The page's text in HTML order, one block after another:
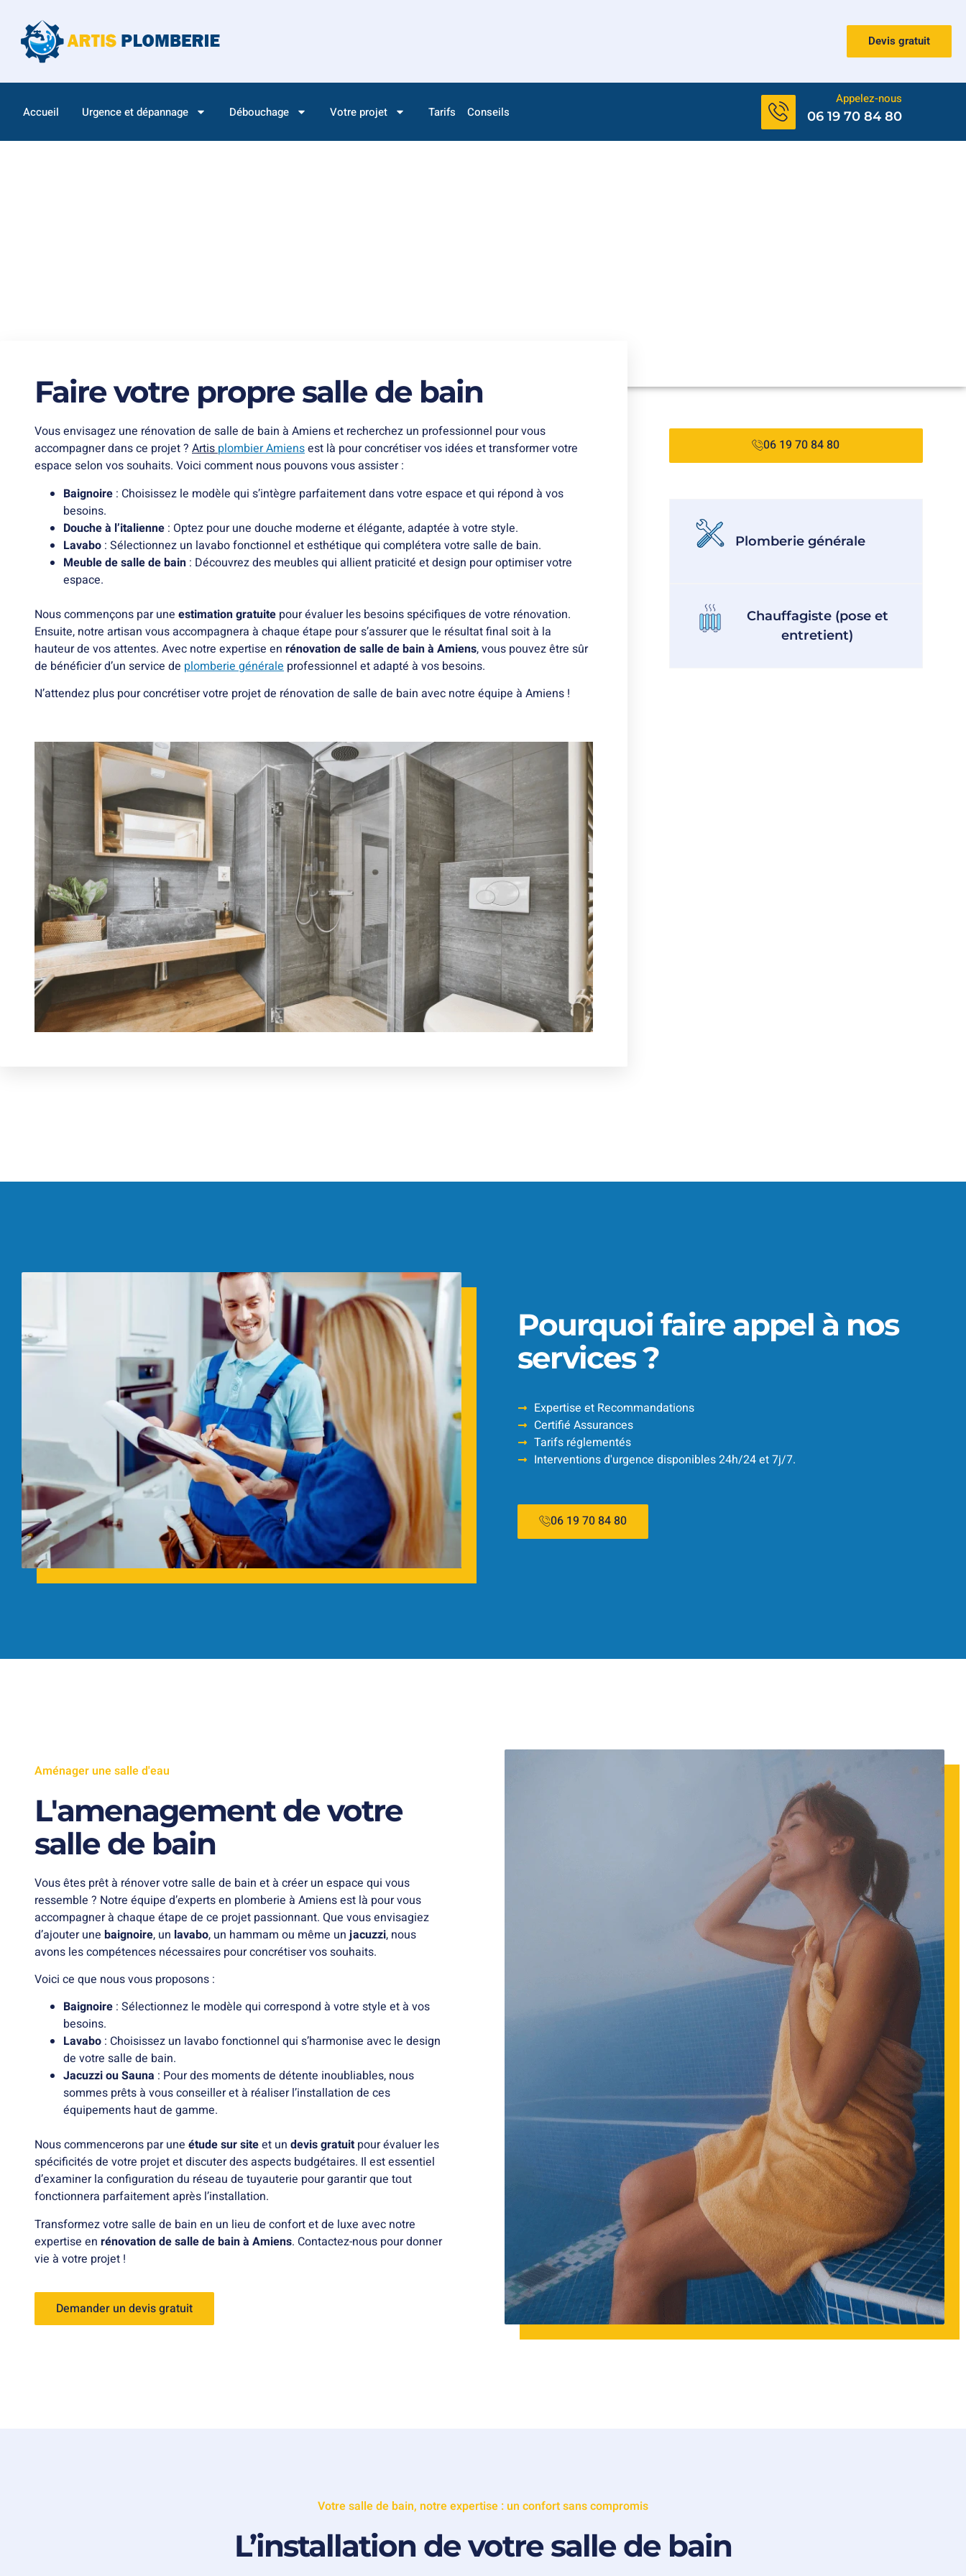
Devis gratuit
Accueil Urgence et dépannage Débouchage Votre projet Tarifs Conseils
Appelez-nous
06 19 70 84 80
Faire votre propre salle de bain
Vous envisagez une rénovation de salle de bain à Amiens et recherchez un professionnel pour vous
accompagner dans ce projet ? Artisplombier Amiensest là pour concrétiser vos idées et transformer votre
espace selon vos souhaits. Voici comment nous pouvons vous assister :
Baignoire : Choisissez le modèle qui s’intègre parfaitement dans votre espace et qui répond à vos
besoins.
Douche à l’italienne : Optez pour une douche moderne et élégante, adaptée à votre style.
Lavabo : Sélectionnez un lavabo fonctionnel et esthétique qui complétera votre salle de bain.
Meuble de salle de bain : Découvrez des meubles qui allient praticité et design pour optimiser votre
espace.
Nous commençons par une estimation gratuite pour évaluer les besoins spécifiques de votre rénovation.
Ensuite, notre artisan vous accompagnera à chaque étape pour s’assurer que le résultat final soit à la
hauteur de vos attentes. Avec notre expertise en rénovation de salle de bain à Amiens, vous pouvez être sûr
de bénéficier d’un service de plomberie générale professionnel et adapté à vos besoins.
N’attendez plus pour concrétiser votre projet de rénovation de salle de bain avec notre équipe à Amiens !
06 19 70 84 80
Plomberie générale
Chauffagiste (pose et
entretient)
Pourquoi faire appel à nos
services ?
Expertise et Recommandations
Certifié Assurances
Tarifs réglementés
Interventions d'urgence disponibles 24h/24 et 7j/7.
06 19 70 84 80
Aménager une salle d'eau
L'amenagement de votre
salle de bain
Vous êtes prêt à rénover votre salle de bain et à créer un espace qui vous
ressemble ? Notre équipe d’experts en plomberie à Amiens est là pour vous
accompagner à chaque étape de ce projet passionnant. Que vous envisagiez
d’ajouter une baignoire, un lavabo, un hammam ou même un jacuzzi, nous
avons les compétences nécessaires pour concrétiser vos souhaits.
Voici ce que nous vous proposons :
Baignoire : Sélectionnez le modèle qui correspond à votre style et à vos
besoins.
Lavabo : Choisissez un lavabo fonctionnel qui s’harmonise avec le design
de votre salle de bain.
Jacuzzi ou Sauna : Pour des moments de détente inoubliables, nous
sommes prêts à vous conseiller et à réaliser l’installation de ces
équipements haut de gamme.
Nous commencerons par une étude sur siteet un devis gratuitpour évaluer les
spécificités de votre projet et discuter des aspects budgétaires. Il est essentiel
d’examiner la configuration du réseau de tuyauterie pour garantir que tout
fonctionnera parfaitement après l’installation.
Transformez votre salle de bain en un lieu de confort et de luxe avec notre
expertise en rénovation de salle de bain à Amiens. Contactez-nous pour donner
vie à votre projet !
Demander un devis gratuit
Votre salle de bain, notre expertise : un confort sans compromis
L’installation de votre salle de bain